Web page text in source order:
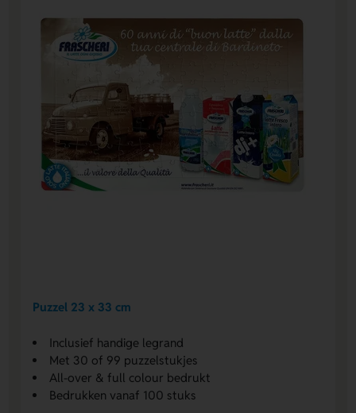
Puzzel 23 x 33 cm
Inclusief handige legrand
Met 30 of 99 puzzelstukjes
All-over & full colour bedrukt
Bedrukken vanaf 100 stuks